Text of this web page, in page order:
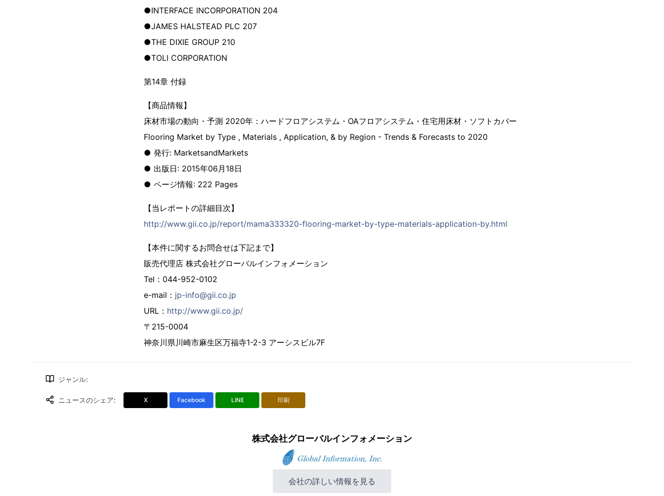
●INTERFACE INCORPORATION 204
●JAMES HALSTEAD PLC 207
●THE DIXIE GROUP 210
●TOLI CORPORATION
第14章 付録
【商品情報】
床材市場の動向・予測 2020年：ハードフロアシステム・OAフロアシステム・住宅用床材・ソフトカバー
Flooring Market by Type , Materials , Application, & by Region - Trends & Forecasts to 2020
● 発行: MarketsandMarkets
● 出版日: 2015年06月18日
● ページ情報: 222 Pages
【当レポートの詳細目次】
http://www.gii.co.jp/report/mama333320-flooring-market-by-type-materials-application-by.html
【本件に関するお問合せは下記まで】
販売代理店 株式会社グローバルインフォメーション
Tel：044-952-0102
e-mail： jp-info@gii.co.jp
URL： http://www.gii.co.jp/
〒215-0004
神奈川県川崎市麻生区万福寺1-2-3 アーシスビル7F
ジャンル:
ニュースのシェア: X Facebook LINE 印刷
株式会社グローバルインフォメーション
会社の詳しい情報を見る